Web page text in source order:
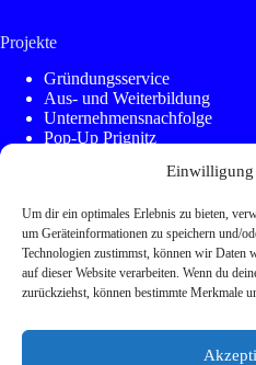
Einwilligung
Um dir ein optimales Erlebnis zu bieten,
um Geräteinformationen zu speichern und/
Technologien zustimmst, können wir Daten
auf dieser Website verarbeiten. Wenn du
zurückziehst, können bestimmte Merkmale
Projekte
Gründungsservice
Aus- und Weiterbildung
Unternehmensnachfolge
Pop-Up Prignitz
Kommunen Innovativ
Elbe-Valley
Bikesharing
SONSTIGES